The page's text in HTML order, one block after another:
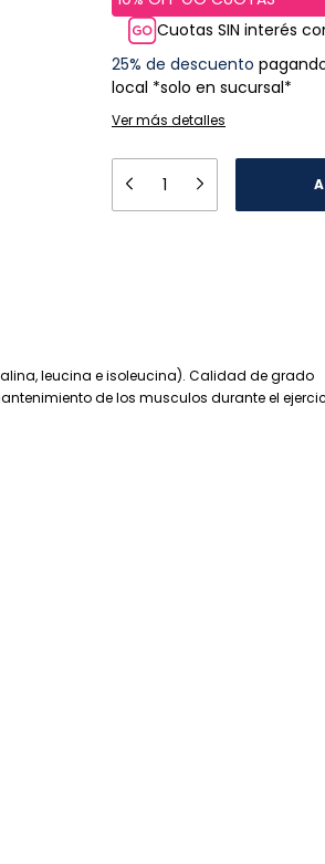
Cuotas SIN interés
25% de descuento
local *solo en sucursal*
Ver más detalles
leucina e isoleucina). Calidad de grado
de los musculos durante el